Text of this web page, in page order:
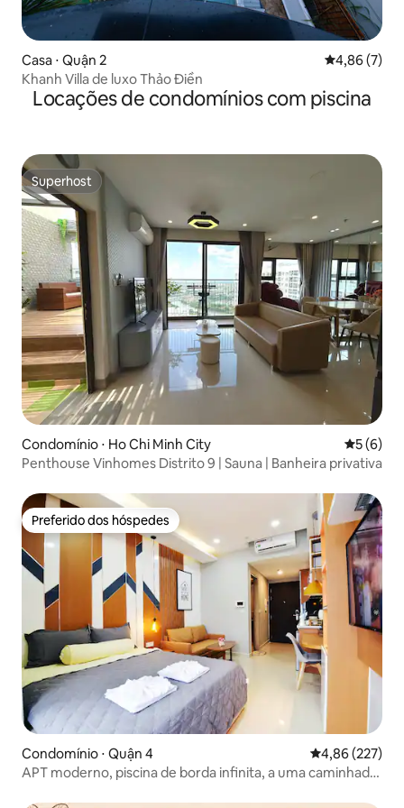
Casa ⋅ Quận 2 4,86 de uma
4,86 (7)
Khanh Villa de luxo Thảo Điền
Locações de condomínios com piscina
Superhost
Superhost
Condomínio ⋅ Ho Chi Minh City 5 de
5 (6)
Penthouse Vinhomes Distrito 9 | Sauna | Banheira privativa
Preferido dos hóspedes
Preferido dos hóspedes
Condomínio ⋅ Quận 4 4,86 de uma
4,86 (227)
APT moderno, piscina de borda infinita, a uma caminhada